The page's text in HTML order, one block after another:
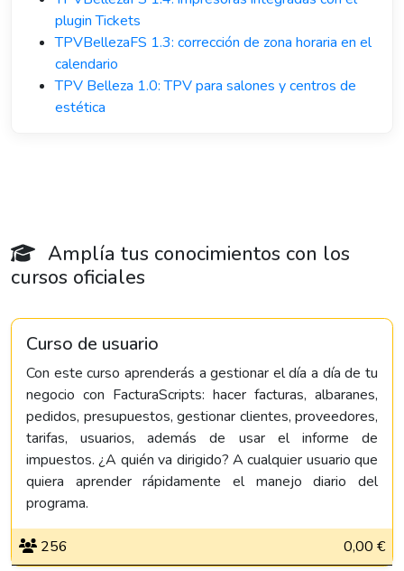
plugin Tickets
TPVBellezaFS 1.3: corrección de zona horaria en el
calendario
TPV Belleza 1.0: TPV para salones y centros de
estética
Amplía tus conocimientos con los
cursos oficiales
Curso de usuario
Con este curso aprenderás a gestionar el día a día de tu
negocio con FacturaScripts: hacer facturas, albaranes,
pedidos, presupuestos, gestionar clientes, proveedores,
tarifas, usuarios, además de usar el informe de
impuestos. ¿A quién va dirigido? A cualquier usuario que
quiera aprender rápidamente el manejo diario del
programa.
256 0,00 €